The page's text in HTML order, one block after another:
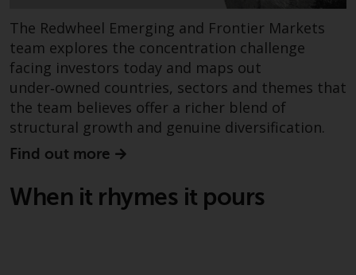
Bestimmte Personen haben
möglicherweise Zugang zu
Informationen über Redwheel
Funds, eine
Investmentgesellschaft, die als
„Société d’Investissement à
Capital Variable“ nach
luxemburgischem Recht
von Redwheel Funds, auf die auf
der Website verwiesen wird,
The Redwheel Emerging and Frontier Markets
team explores the concentration challenge
facing investors today and maps out
under‑owned countries, sectors and themes that
the team believes offer a richer blend of
structural growth and genuine diversification.
Find out more
When it rhymes it pours